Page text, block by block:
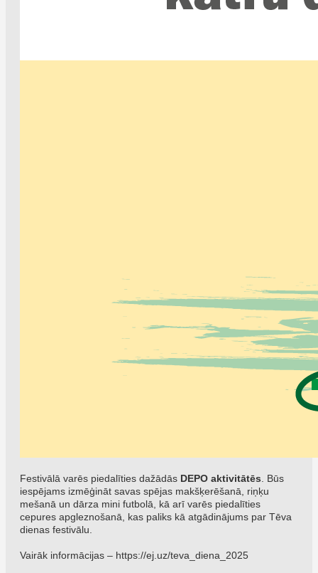
Festivālā varēs piedalīties dažādās DEPO aktivitātēs . Būs
iespējams izmēģināt savas spējas makšķerēšanā, riņķu
mešanā un dārza mini futbolā, kā arī varēs piedalīties
cepures apgleznošanā, kas paliks kā atgādinājums par Tēva
dienas festivālu.
Vairāk informācijas – https://ej.uz/teva_diena_2025